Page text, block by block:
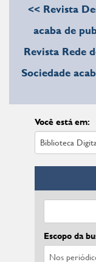
<< Revista
acaba de
Revista Rede
Sociedade
Você está em:
Escopo da